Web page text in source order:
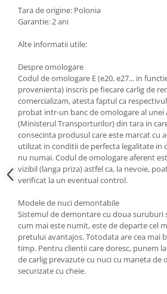
Carlige MAN
Carlige Mercedes
Carlige MG
Carlige Mini
Carlige Mitsubishi
Carlige Nissan
Carlige Omoda
Carlige Opel
Carlige Peugeot
Carlige Plymouth
Carlige Polestar
Carlige Porsche
Carlige Renault
Carlige Seat
Tara de origine: Polonia
Garantie: 2 ani
Alte informatii utile:
Despre omologare
Codul de omologare E (e20, e27... in
provenienta) inscris pe fiecare carlig de
comercializam, atesta faptul ca
probat intr-un banc de omologare al
(Ministerul Transporturilor) din tara in
consecinta produsul care este marcat cu
utilizat in conditii de perfecta legalitate in
nu numai. Codul de omologare aferent
vizibil (langa priza) astfel ca, la nevoie,
verificat la un eventual control.
Modele de nuci demontabile
Sistemul de demontare cu doua suruburi
cum mai este numit, este de departe cel
pretului avantajos. Totodata are cea mai
timp. Pentru clientii care doresc, punem
de carlig prevazute cu nuci cu maneta de
securizate cu cheie.